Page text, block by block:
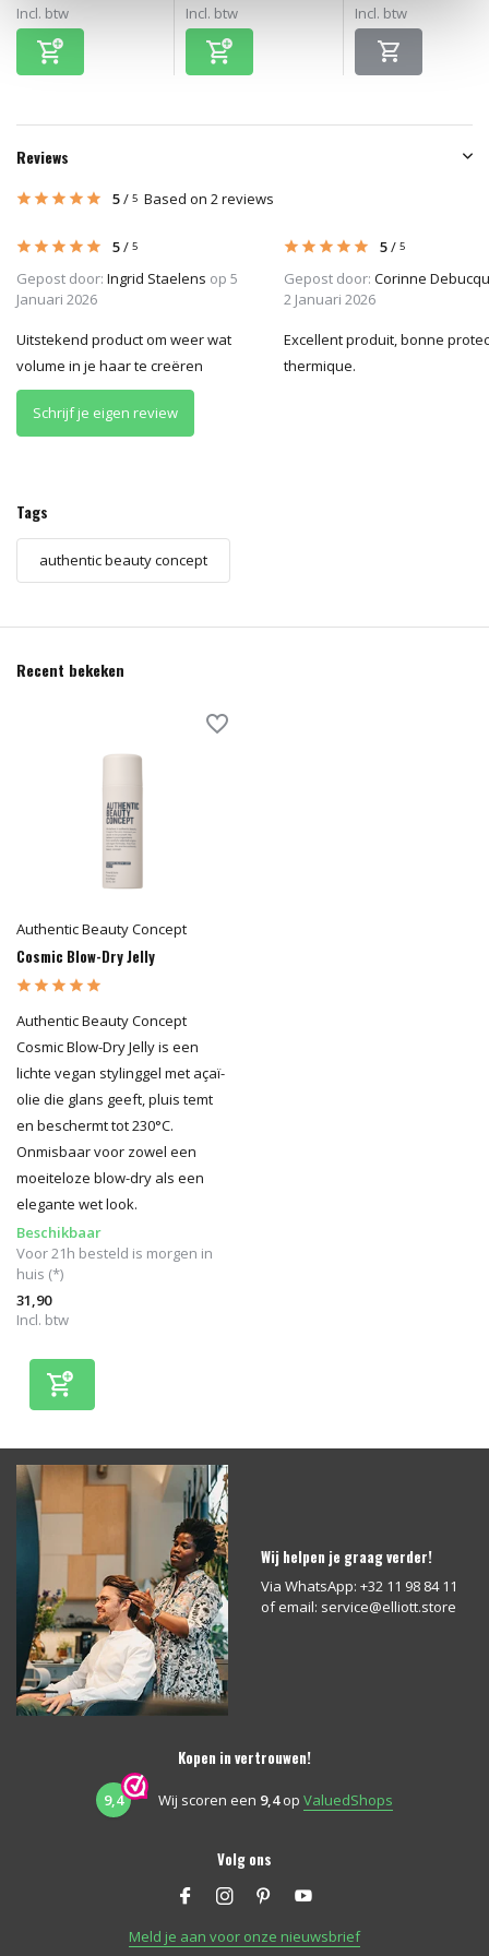
Incl. btw Incl. btw Incl. btw
Reviews
5/ 5 Based on 2 reviews
5/ 5
Gepost door: Ingrid Staelens op 5
Januari 2026
Uitstekend product om weer wat
volume in je haar te creëren
5/ 5
Gepost door: Corinne
2 Januari 2026
Excellent produit, bonne
thermique.
Schrijf je eigen review
Tags
authentic beauty concept
Recent bekeken
Authentic Beauty Concept
Cosmic Blow-Dry Jelly
Authentic Beauty Concept
Cosmic Blow-Dry Jelly is een
lichte vegan stylinggel met açaï-
olie die glans geeft, pluis temt
en beschermt tot 230°C.
Onmisbaar voor zowel een
moeiteloze blow-dry als een
elegante wet look.
Beschikbaar
Voor 21h besteld is morgen in
huis (*)
31,90
Incl. btw
Wij helpen je graag verder!
Via WhatsApp: +32 11 98 84 11
of email: service@elliott.store
Kopen in vertrouwen!
9,4 Wij scoren een 9,4op ValuedShops
Volg ons
Meld je aan voor onze nieuwsbrief